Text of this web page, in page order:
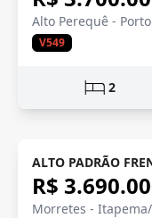
Alto Perequê -
V549
2
Vista Mar
ALTO PADRÃO
R$
Morretes - Itapema/